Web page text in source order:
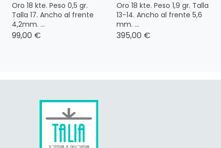
Oro 18 kte. Peso 0,5 gr.
Talla 17. Ancho al frente
4,2mm. ...
99,00 €
Oro 18 kte. Peso 1,9 gr. Talla
13-14. Ancho al frente 5,6
mm. ...
395,00 €